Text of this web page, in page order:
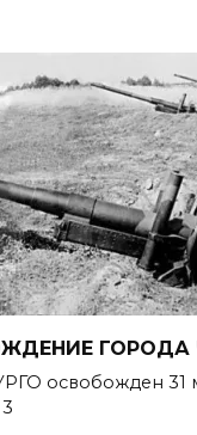
ГОРОДА
освобожден 31